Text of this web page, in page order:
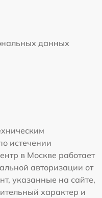
данных
истечении
в Москве работает
авторизации от
указанные на сайте,
характер и